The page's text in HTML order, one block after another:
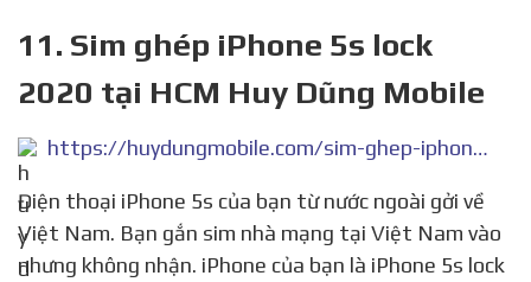
11. Sim ghép iPhone 5s lock
2020 tại HCM Huy Dũng Mobile
https://huydungmobile.com/sim-ghep-iphone-5s-lock/
Điện thoại iPhone 5s của bạn từ nước ngoài gởi về
Việt Nam. Bạn gắn sim nhà mạng tại Việt Nam vào
nhưng không nhận. iPhone của bạn là iPhone 5s lock